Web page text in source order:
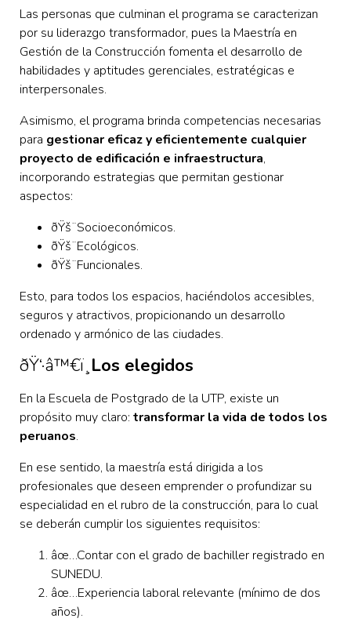
Las personas que culminan el programa se caracterizan
por su liderazgo transformador, pues la Maestría en
Gestión de la Construcción fomenta el desarrollo de
habilidades y aptitudes gerenciales, estratégicas e
interpersonales.
Asimismo, el programa brinda competencias necesarias
para gestionar eficaz y eficientemente cualquier
proyecto de edificación e infraestructura,
incorporando estrategias que permitan gestionar
aspectos:
ðŸš¨Socioeconómicos.
ðŸš¨Ecológicos.
ðŸš¨Funcionales.
Esto, para todos los espacios, haciéndolos accesibles,
seguros y atractivos, propicionando un desarrollo
ordenado y armónico de las ciudades.
ðŸ‘·‍â™€ï¸ Los elegidos
En la Escuela de Postgrado de la UTP, existe un
propósito muy claro: transformar la vida de todos los
peruanos.
En ese sentido, la maestría está dirigida a los
profesionales que deseen emprender o profundizar su
especialidad en el rubro de la construcción, para lo cual
se deberán cumplir los siguientes requisitos:
âœ…Contar con el grado de bachiller registrado en
SUNEDU.
âœ…Experiencia laboral relevante (mínimo de dos
años).